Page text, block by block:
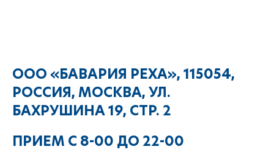
ООО «БАВАРИЯ РЕХА», 115054,
РОССИЯ, МОСКВА, УЛ.
БАХРУШИНА 19, СТР. 2
ПРИЕМ С 8-00 ДО 22-00